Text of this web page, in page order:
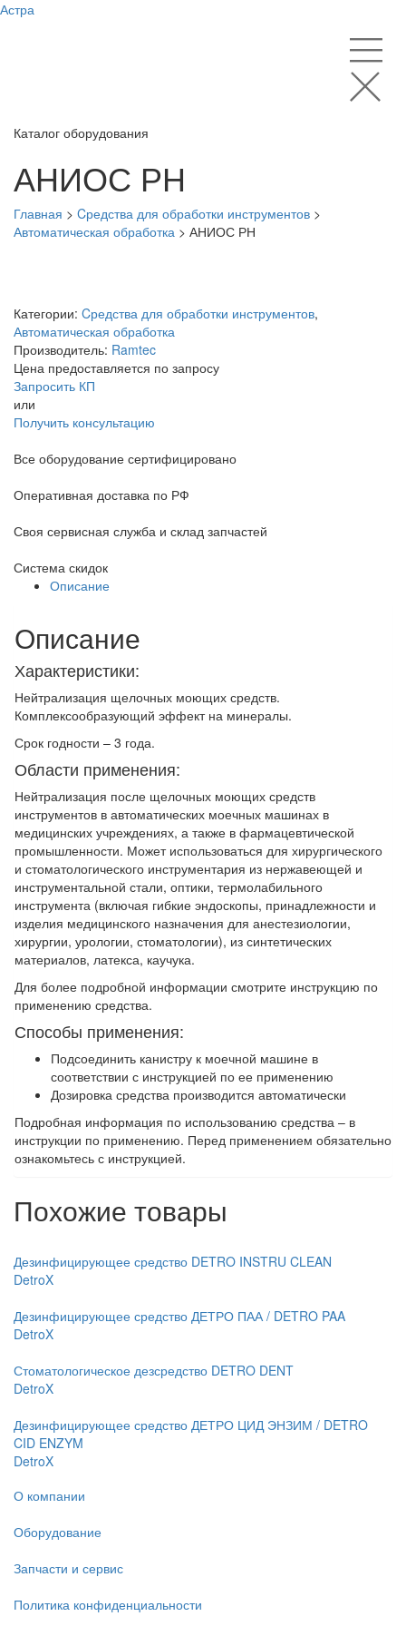
Астра
Каталог оборудования
АНИОС РН
Главная > Cредства для обработки инструментов >
Автоматическая обработка > АНИОС РН
Категории: Cредства для обработки инструментов,
Автоматическая обработка
Производитель: Ramtec
Цена предоставляется по запросу
Запросить КП
или
Получить консультацию
Все оборудование сертифицировано
Оперативная доставка по РФ
Своя сервисная служба и склад запчастей
Система скидок
Описание
Описание
Характеристики:
Нейтрализация щелочных моющих средств.
Комплексообразующий эффект на минералы.
Срок годности – 3 года.
Области применения:
Нейтрализация после щелочных моющих средств
инструментов в автоматических моечных машинах в
медицинских учреждениях, а также в фармацевтической
промышленности. Может использоваться для хирургического
и стоматологического инструментария из нержавеющей и
инструментальной стали, оптики, термолабильного
инструмента (включая гибкие эндоскопы, принадлежности и
изделия медицинского назначения для анестезиологии,
хирургии, урологии, стоматологии), из синтетических
материалов, латекса, каучука.
Для более подробной информации смотрите инструкцию по
применению средства.
Способы применения:
Подсоединить канистру к моечной машине в
соответствии с инструкцией по ее применению
Дозировка средства производится автоматически
Подробная информация по использованию средства – в
инструкции по применению. Перед применением обязательно
ознакомьтесь с инструкцией.
Похожие товары
Дезинфицирующее средство DETRO INSTRU CLEAN
DetroX
Дезинфицирующее средство ДЕТРО ПАА / DETRO PAA
DetroX
Стоматологическое дезсредство DETRO DENT
DetroX
Дезинфицирующее средство ДЕТРО ЦИД ЭНЗИМ / DETRO
CID ENZYM
DetroX
О компании
Оборудование
Запчасти и сервис
Политика конфиденциальности